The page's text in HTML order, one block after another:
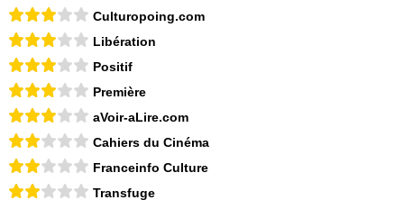
Culturopoing.com
Libération
Positif
Première
aVoir-aLire.com
Cahiers du Cinéma
Franceinfo Culture
Transfuge